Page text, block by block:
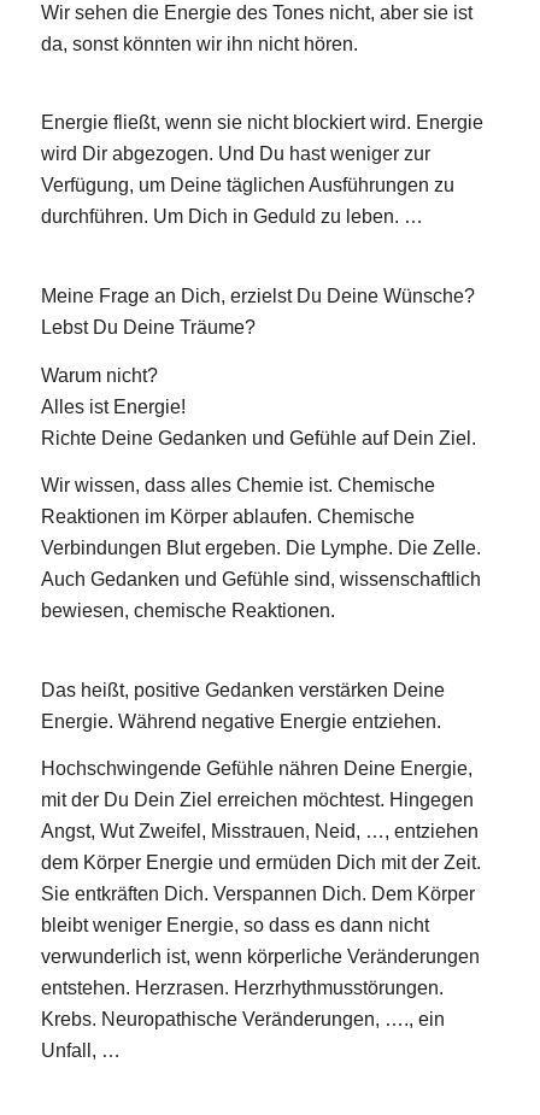
Wir sehen die Energie des Tones nicht, aber sie ist
da, sonst könnten wir ihn nicht hören.
Energie fließt, wenn sie nicht blockiert wird. Energie
wird Dir abgezogen. Und Du hast weniger zur
Verfügung, um Deine täglichen Ausführungen zu
durchführen. Um Dich in Geduld zu leben. …
Meine Frage an Dich, erzielst Du Deine Wünsche?
Lebst Du Deine Träume?
Warum nicht?
Alles ist Energie!
Richte Deine Gedanken und Gefühle auf Dein Ziel.
Wir wissen, dass alles Chemie ist. Chemische
Reaktionen im Körper ablaufen. Chemische
Verbindungen Blut ergeben. Die Lymphe. Die Zelle.
Auch Gedanken und Gefühle sind, wissenschaftlich
bewiesen, chemische Reaktionen.
Das heißt, positive Gedanken verstärken Deine
Energie. Während negative Energie entziehen.
Hochschwingende Gefühle nähren Deine Energie,
mit der Du Dein Ziel erreichen möchtest. Hingegen
Angst, Wut Zweifel, Misstrauen, Neid, …, entziehen
dem Körper Energie und ermüden Dich mit der Zeit.
Sie entkräften Dich. Verspannen Dich. Dem Körper
bleibt weniger Energie, so dass es dann nicht
verwunderlich ist, wenn körperliche Veränderungen
entstehen. Herzrasen. Herzrhythmusstörungen.
Krebs. Neuropathische Veränderungen, …., ein
Unfall, …